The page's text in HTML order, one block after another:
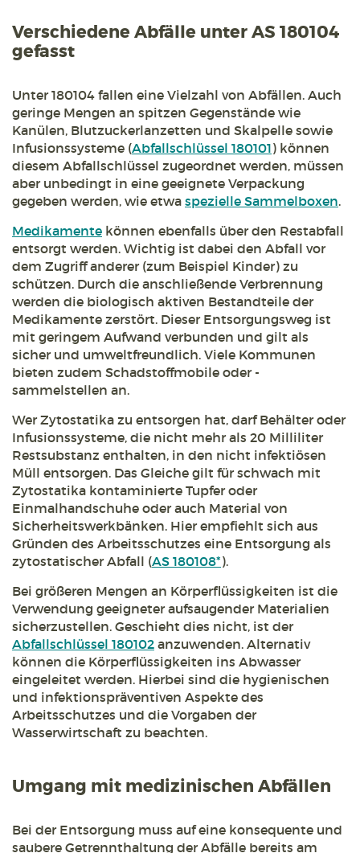
Verschiedene Abfälle unter AS 180104
gefasst
Unter 180104 fallen eine Vielzahl von Abfällen. Auch
geringe Mengen an spitzen Gegenstände wie
Kanülen, Blutzuckerlanzetten und Skalpelle sowie
Infusionssysteme (Abfallschlüssel 180101) können
diesem Abfallschlüssel zugeordnet werden, müssen
aber unbedingt in eine geeignete Verpackung
gegeben werden, wie etwa spezielle Sammelboxen.
Medikamente können ebenfalls über den Restabfall
entsorgt werden. Wichtig ist dabei den Abfall vor
dem Zugriff anderer (zum Beispiel Kinder) zu
schützen. Durch die anschließende Verbrennung
werden die biologisch aktiven Bestandteile der
Medikamente zerstört. Dieser Entsorgungsweg ist
mit geringem Aufwand verbunden und gilt als
sicher und umweltfreundlich. Viele Kommunen
bieten zudem Schadstoffmobile oder -
sammelstellen an.
Wer Zytostatika zu entsorgen hat, darf Behälter oder
Infusionssysteme, die nicht mehr als 20 Milliliter
Restsubstanz enthalten, in den nicht infektiösen
Müll entsorgen. Das Gleiche gilt für schwach mit
Zytostatika kontaminierte Tupfer oder
Einmalhandschuhe oder auch Material von
Sicherheitswerkbänken. Hier empfiehlt sich aus
Gründen des Arbeitsschutzes eine Entsorgung als
zytostatischer Abfall (AS 180108*).
Bei größeren Mengen an Körperflüssigkeiten ist die
Verwendung geeigneter aufsaugender Materialien
sicherzustellen. Geschieht dies nicht, ist der
Abfallschlüssel 180102 anzuwenden. Alternativ
können die Körperflüssigkeiten ins Abwasser
eingeleitet werden. Hierbei sind die hygienischen
und infektionspräventiven Aspekte des
Arbeitsschutzes und die Vorgaben der
Wasserwirtschaft zu beachten.
Umgang mit medizinischen Abfällen
Bei der Entsorgung muss auf eine konsequente und
saubere Getrennthaltung der Abfälle bereits am